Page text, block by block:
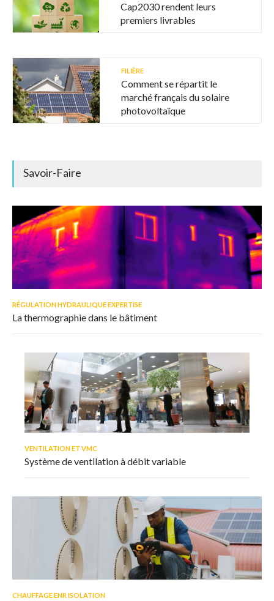
Cap2030 rendent leurs
premiers livrables
FILIÈRE
Comment se répartit le
marché français du solaire
photovoltaïque
Savoir-Faire
RÉGULATION HYDRAULIQUE EXPERTISE
La thermographie dans le bâtiment
VENTILATION ET VMC
Système de ventilation à débit variable
CHAUFFAGE ENR ISOLATION